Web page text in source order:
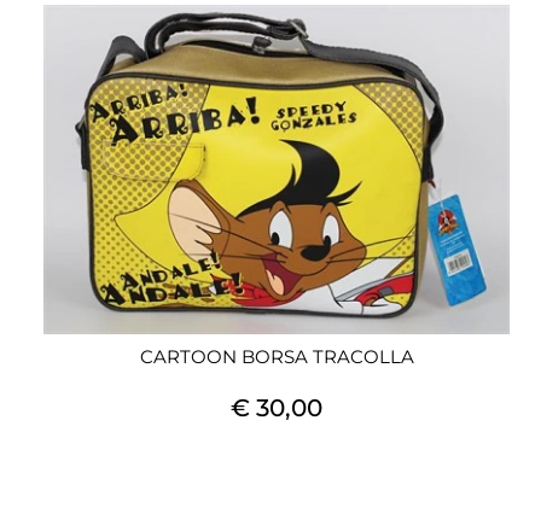
CARTOON BORSA TRACOLLA
€ 30,00